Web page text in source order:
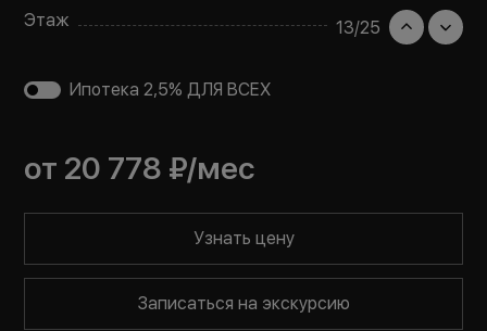
Этаж
13/25
Ипотека 2,5% ДЛЯ ВСЕХ
от 20 778 ₽/мес
Узнать цену
Записаться на экскурсию